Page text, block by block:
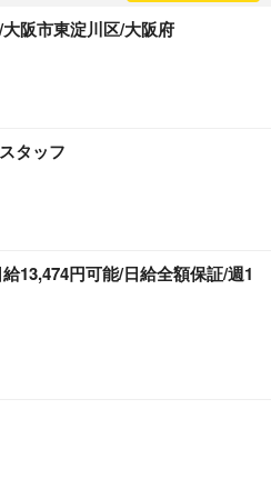
阪市東淀川区/大阪府
タッフ
13,474円可能/日給全額保証/週1